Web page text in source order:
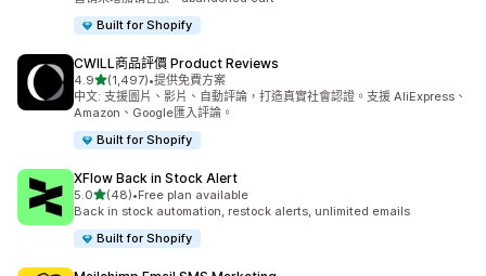
Built for Shopify
CWILL商品評價 Product Reviews
4.9滿分 5 顆星
(1,497)
共有 1497 則評價
•提供免費方案
中文: 支援圖片、影片、自動評論，打造真實社會認證。支援 AliExpress、
Amazon、Google匯入評論。
Built for Shopify
XFlow Back in Stock Alert
5.0滿分 5 顆星
(48)
共有 48 則評價
•Free plan available
Back in stock automation, restock alerts, unlimited emails
Built for Shopify